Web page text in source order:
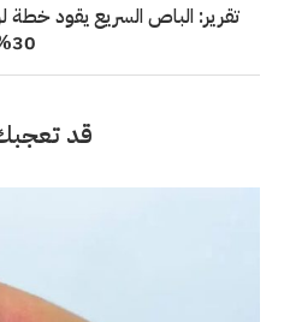
تقرير: الباص السريع يقود خطة
30%
قد